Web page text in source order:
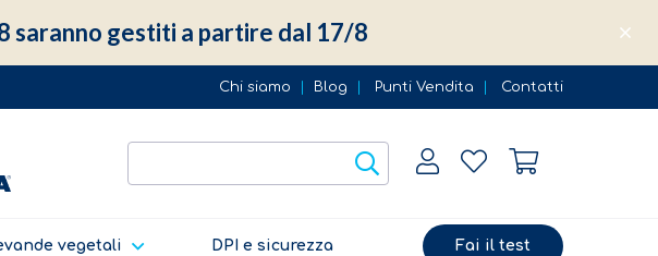
Chi siamo Blog Punti Vendita Contatti
vegetali DPI e sicurezza Fai il test
saranno gestiti a partire dal 17/8